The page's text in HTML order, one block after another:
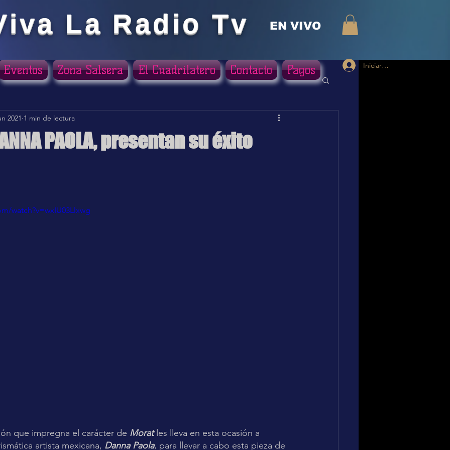
La Radio Tv EN VIVO
Iniciar sesión
PAOLA, presentan su éxito
2021 1 min de lectura
watch?v=wxIU03Llxwg
que impregna el carácter de Morat les lleva en esta ocasión a
artista mexicana, Danna Paola, para llevar a cabo esta pieza de
Eventos Zona Salsera El Cuadrilatero Contacto Pagos